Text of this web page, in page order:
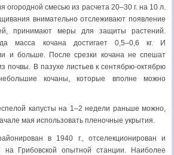
огородной смесью из расчета 20–30 г. на 10 л.
внимательно отслеживают появление
принимают меры для защиты растений.
масса кочана достигает 0,5–0,6 кг. И
и больше. После срезки кочана не спешат
почвы. В пазухе листьев к сентябрю-октябрю
кочаны, которые вполне можно
капусты на 1–2 недели раньше можно,
мая использовать пленочные укрытия.
в 1940 г., отселекционирован и
Грибовской опытной станции. Наиболее